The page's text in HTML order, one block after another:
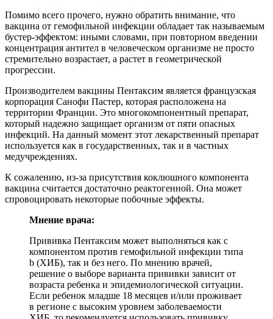
Помимо всего прочего, нужно обратить внимание, что
вакцина от гемофильной инфекции обладает так называемым
бустер-эффектом: иными словами, при повторном введении
концентрация антител в человеческом организме не просто
стремительно возрастает, а растет в геометрической
прогрессии.
Производителем вакцины Пентаксим является французская
корпорация Санофи Пастер, которая расположена на
территории Франции. Это многокомпонентный препарат,
который надежно защищает организм от пяти опасных
инфекций. На данный момент этот лекарственный препарат
используется как в государственных, так и в частных
медучреждениях.
К сожалению, из-за присутствия коклюшного компонента
вакцина считается достаточно реактогенной. Она может
спровоцировать некоторые побочные эффекты.
Мнение врача:
Прививка Пентаксим может выполняться как с
компонентом против гемофильной инфекции типа
b (ХИБ), так и без него. По мнению врачей,
решение о выборе варианта прививки зависит от
возраста ребенка и эпидемиологической ситуации.
Если ребенок младше 18 месяцев и/или проживает
в регионе с высоким уровнем заболеваемости